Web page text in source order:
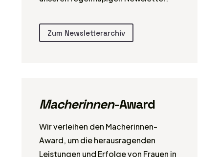
Zum Newsletterarchiv
Macherinnen-Award
Wir verleihen den Macherinnen-
Award, um die herausragenden
Leistungen und Erfolge von Frauen in